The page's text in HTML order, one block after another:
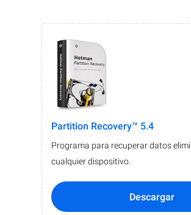
Partition Recovery™ 5.4
Programa para recuperar datos
cualquier dispositivo.
Descargar